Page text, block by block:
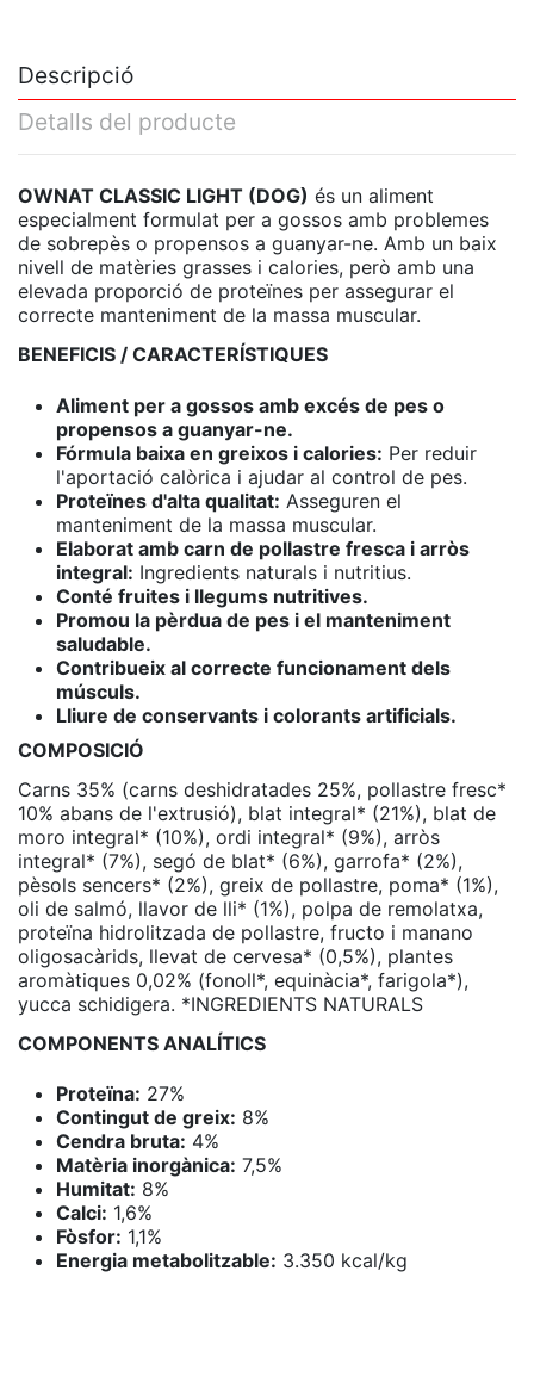
Descripció
Detalls del producte
OWNAT CLASSIC LIGHT (DOG) és un aliment
especialment formulat per a gossos amb problemes
de sobrepès o propensos a guanyar-ne. Amb un baix
nivell de matèries grasses i calories, però amb una
elevada proporció de proteïnes per assegurar el
correcte manteniment de la massa muscular.
BENEFICIS / CARACTERÍSTIQUES
Aliment per a gossos amb excés de pes o
propensos a guanyar-ne.
Fórmula baixa en greixos i calories: Per reduir
l'aportació calòrica i ajudar al control de pes.
Proteïnes d'alta qualitat: Asseguren el
manteniment de la massa muscular.
Elaborat amb carn de pollastre fresca i arròs
integral: Ingredients naturals i nutritius.
Conté fruites i llegums nutritives.
Promou la pèrdua de pes i el manteniment
saludable.
Contribueix al correcte funcionament dels
músculs.
Lliure de conservants i colorants artificials.
COMPOSICIÓ
Carns 35% (carns deshidratades 25%, pollastre fresc*
10% abans de l'extrusió), blat integral* (21%), blat de
moro integral* (10%), ordi integral* (9%), arròs
integral* (7%), segó de blat* (6%), garrofa* (2%),
pèsols sencers* (2%), greix de pollastre, poma* (1%),
oli de salmó, llavor de lli* (1%), polpa de remolatxa,
proteïna hidrolitzada de pollastre, fructo i manano
oligosacàrids, llevat de cervesa* (0,5%), plantes
aromàtiques 0,02% (fonoll*, equinàcia*, farigola*),
yucca schidigera. *INGREDIENTS NATURALS
COMPONENTS ANALÍTICS
Proteïna: 27%
Contingut de greix: 8%
Cendra bruta: 4%
Matèria inorgànica: 7,5%
Humitat: 8%
Calci: 1,6%
Fòsfor: 1,1%
Energia metabolitzable: 3.350 kcal/kg